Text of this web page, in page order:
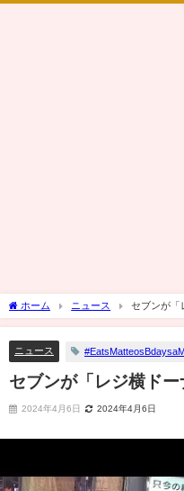
ホーム ニュース セブンが「
ニュース
セブンが「レジ横ド
2024年4月6日 2024年4月6日